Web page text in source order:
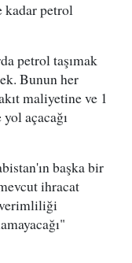
kadar petrol
petrol taşımak
Bunun her
maliyetine ve 1
açacağı
başka bir
ihracat